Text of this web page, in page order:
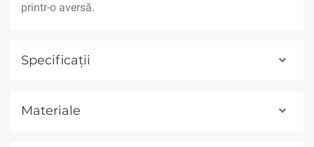
printr-o aversă.
Specificații
Materiale